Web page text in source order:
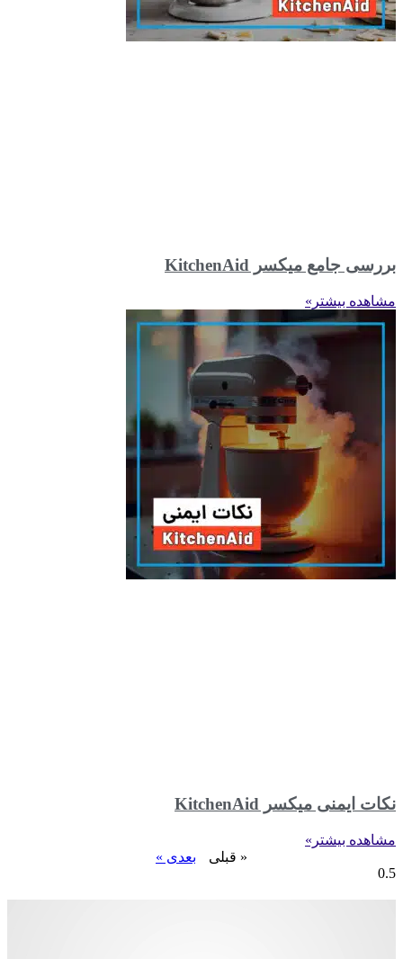
بررسی جامع میکسر KitchenAid
مشاهده بیشتر»
نکات ایمنی میکسر KitchenAid
مشاهده بیشتر»
« قبلی
بعدی »